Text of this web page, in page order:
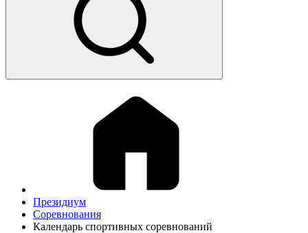
Президиум
Соревнования
Календарь спортивных соревнований